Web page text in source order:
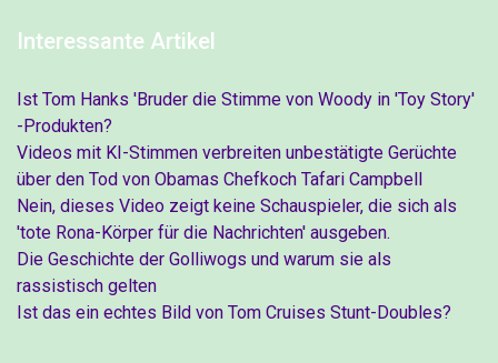
Interessante Artikel
Ist Tom Hanks 'Bruder die Stimme von Woody in 'Toy Story'
-Produkten?
Videos mit KI-Stimmen verbreiten unbestätigte Gerüchte
über den Tod von Obamas Chefkoch Tafari Campbell
Nein, dieses Video zeigt keine Schauspieler, die sich als
'tote Rona-Körper für die Nachrichten' ausgeben.
Die Geschichte der Golliwogs und warum sie als
rassistisch gelten
Ist das ein echtes Bild von Tom Cruises Stunt-Doubles?